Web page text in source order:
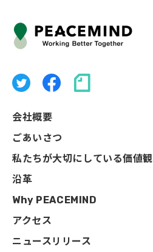
会社概要
ごあいさつ
私たちが大切にしている価値観
沿革
Why PEACEMIND
アクセス
ニュースリリース